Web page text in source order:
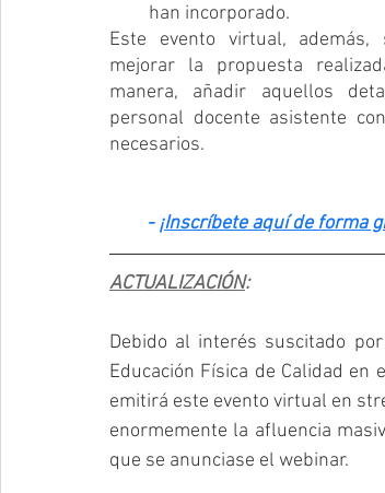
han incorporado.
Este evento virtual, además,
mejorar la propuesta
manera, añadir aquellos
personal docente asistente
necesarios.
- ¡Inscríbete aquí de forma
ACTUALIZACIÓN:
Debido al interés suscitado
Educación Física de Calidad en
emitirá este evento virtual en
enormemente la afluencia
que se anunciase el webinar.